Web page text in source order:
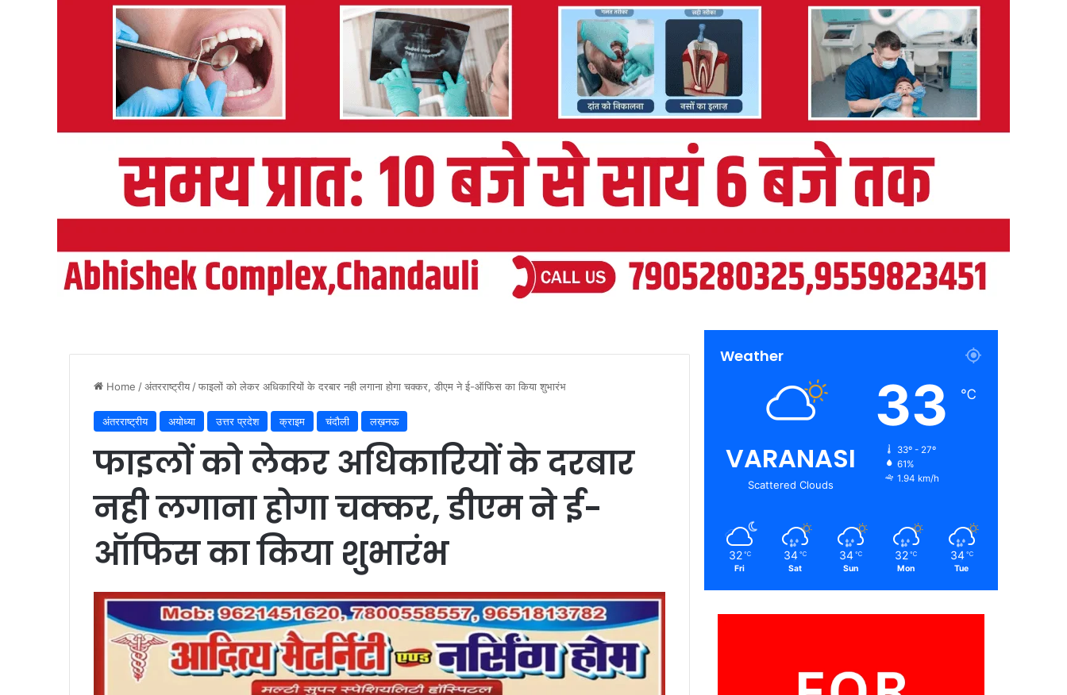
Home /अंतरराष्ट्रीय /फाइलों को लेकर अधिकारियों के दरबार नही लगाना होगा चक्कर, डीएम ने ई-ऑफिस का किया शुभारंभ
अंतरराष्ट्रीय अयोध्या उत्तर प्रदेश क्राइम चंदौली लख़नऊ
फाइलों को लेकर अधिकारियों के दरबार
नही लगाना होगा चक्कर, डीएम ने ई-
ऑफिस का किया शुभारंभ
Weather
VARANASI
Scattered Clouds
33 ℃
33º - 27º
61%
1.94 km/h
32 ℃
Fri
34 ℃
Sat
34 ℃
Sun
32 ℃
Mon
34 ℃
Tue